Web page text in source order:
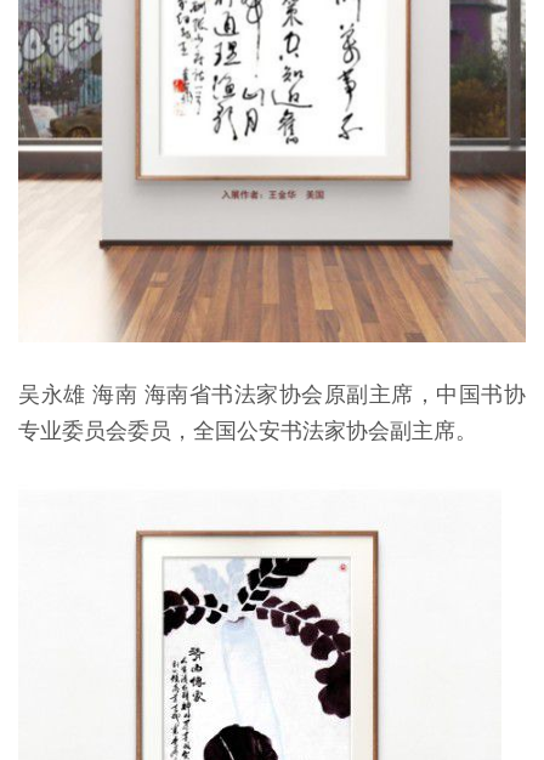
吴永雄 海南 海南省书法家协会原副主席，中国书协
专业委员会委员，全国公安书法家协会副主席。